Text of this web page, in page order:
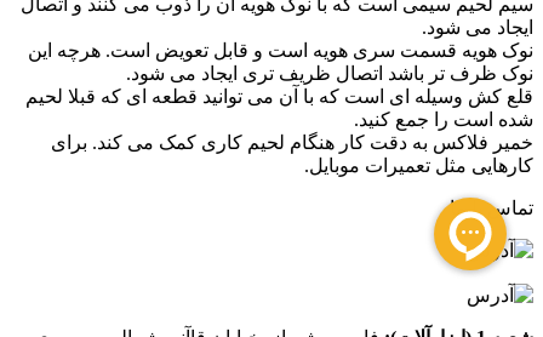
ایجاد می شود.
نوک هویه قسمت سری هویه است و قابل تعویض است. هرچه این
نوک ظرف تر باشد اتصال ظریف تری ایجاد می شود.
قلع کش وسیله ای است که با آن می توانید قطعه ای که قبلا لحیم
شده است را جمع کنید.
خمیر فلاکس به دقت کار هنگام لحیم کاری کمک می کند. برای
کارهایی مثل تعمیرات موبایل.
تماس با ما